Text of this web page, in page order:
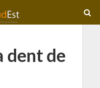
dent de